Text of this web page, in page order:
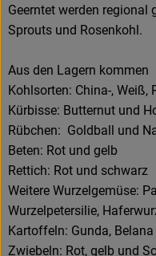
Geerntet werden regional
Sprouts und Rosenkohl.
Aus den Lagern kommen
Kohlsorten: China-, Weiß,
Kürbisse: Butternut und
Rübchen: Goldball und
Beten: Rot und gelb
Rettich: Rot und schwarz
Weitere Wurzelgemüse:
Wurzelpetersilie,
Kartoffeln: Gunda,
Zwiebeln: Rot, gelb und